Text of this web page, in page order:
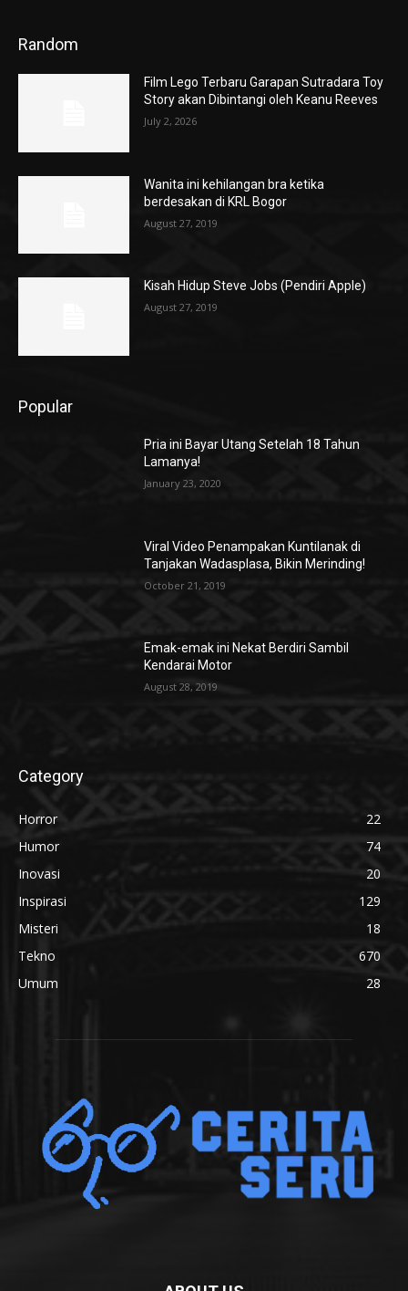
Random
Film Lego Terbaru Garapan Sutradara Toy
Story akan Dibintangi oleh Keanu Reeves
July 2, 2026
Wanita ini kehilangan bra ketika
berdesakan di KRL Bogor
August 27, 2019
Kisah Hidup Steve Jobs (Pendiri Apple)
August 27, 2019
Popular
Pria ini Bayar Utang Setelah 18 Tahun
Lamanya!
January 23, 2020
Viral Video Penampakan Kuntilanak di
Tanjakan Wadasplasa, Bikin Merinding!
October 21, 2019
Emak-emak ini Nekat Berdiri Sambil
Kendarai Motor
August 28, 2019
Category
Horror
22
Humor
74
Inovasi
20
Inspirasi
129
Misteri
18
Tekno
670
Umum
28